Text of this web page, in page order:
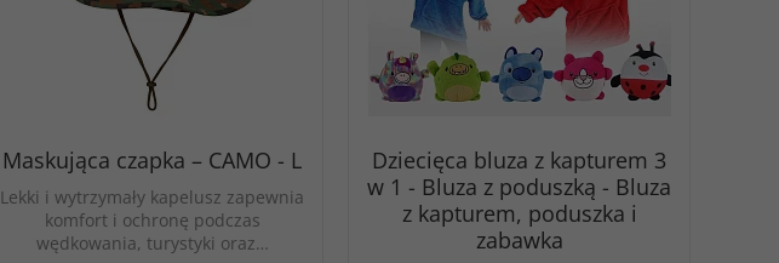
Maskująca czapka – CAMO - L
Lekki i wytrzymały kapelusz zapewnia
komfort i ochronę podczas
wędkowania, turystyki oraz…
Dziecięca bluza z kapturem 3
w 1 - Bluza z poduszką - Bluza
z kapturem, poduszka i
zabawka